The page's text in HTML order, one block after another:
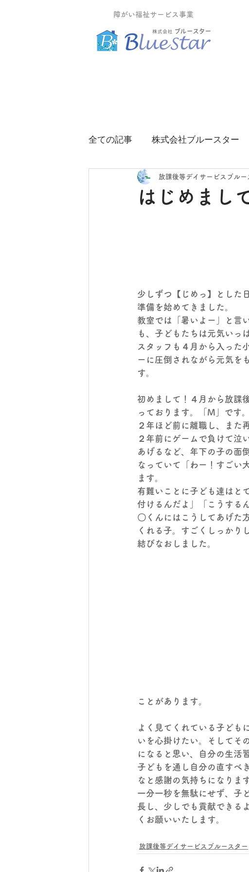
障がい福祉サービス事業
全ての記事 株式会社ブルースター
グループホームティーツリー
はじめまし
放課後等デイサービスブルー
少しずつ【じめっ】とした
準備を始めてきました。
教室では「 暑いよー」
と言
も、子どもたちは元気いっ
スタッフも４月から入った
ーに圧倒されながら元気を
す。
初めまして！
４月から放課
っております。「M」です。
２年ほど前に離職し、また
２年前にゲームで負けて泣
あげるなど、年下の子の面
なっていて
「わー！すごい
ます。
有難いことに子ども達はと
付けるんだよ」「こうする
〇くんにはこうしてあげた
くれる子。すごくしっかり
結びなおしました。
ことがあります。
よく見てくれている子ども
いを心掛けたい。そしてそ
になると思い、自分の生活
子どもを通し自分の直すべ
なと感謝の気持ちになります
一分一秒を無駄にせず、子
長し、少しでも貢献できる
くお願いいたします。
放課後等デイサービスブルースター